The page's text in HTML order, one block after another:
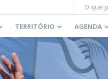
TERRITÓRIO AGENDA